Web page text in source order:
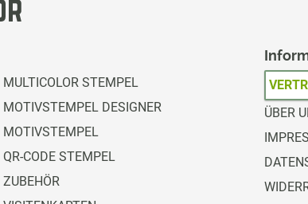
MULTICOLOR STEMPEL
MOTIVSTEMPEL DESIGNER
MOTIVSTEMPEL
QR-CODE STEMPEL
ZUBEHÖR
ÜBER